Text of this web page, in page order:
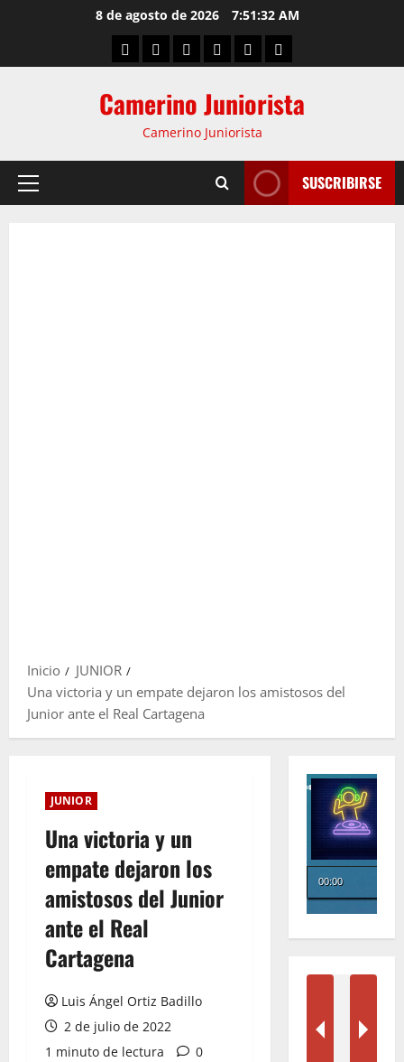
8 de agosto de 2026 7:51:33 AM
Camerino Juniorista
Camerino Juniorista
SUSCRIBIRSE
Inicio
JUNIOR
Una victoria y un empate dejaron los amistosos del
Junior ante el Real Cartagena
JUNIOR
Una victoria y un
empate dejaron los
amistosos del Junior
ante el Real
Cartagena
Luis Ángel Ortiz Badillo
2 de julio de 2022
1 minuto de lectura
0